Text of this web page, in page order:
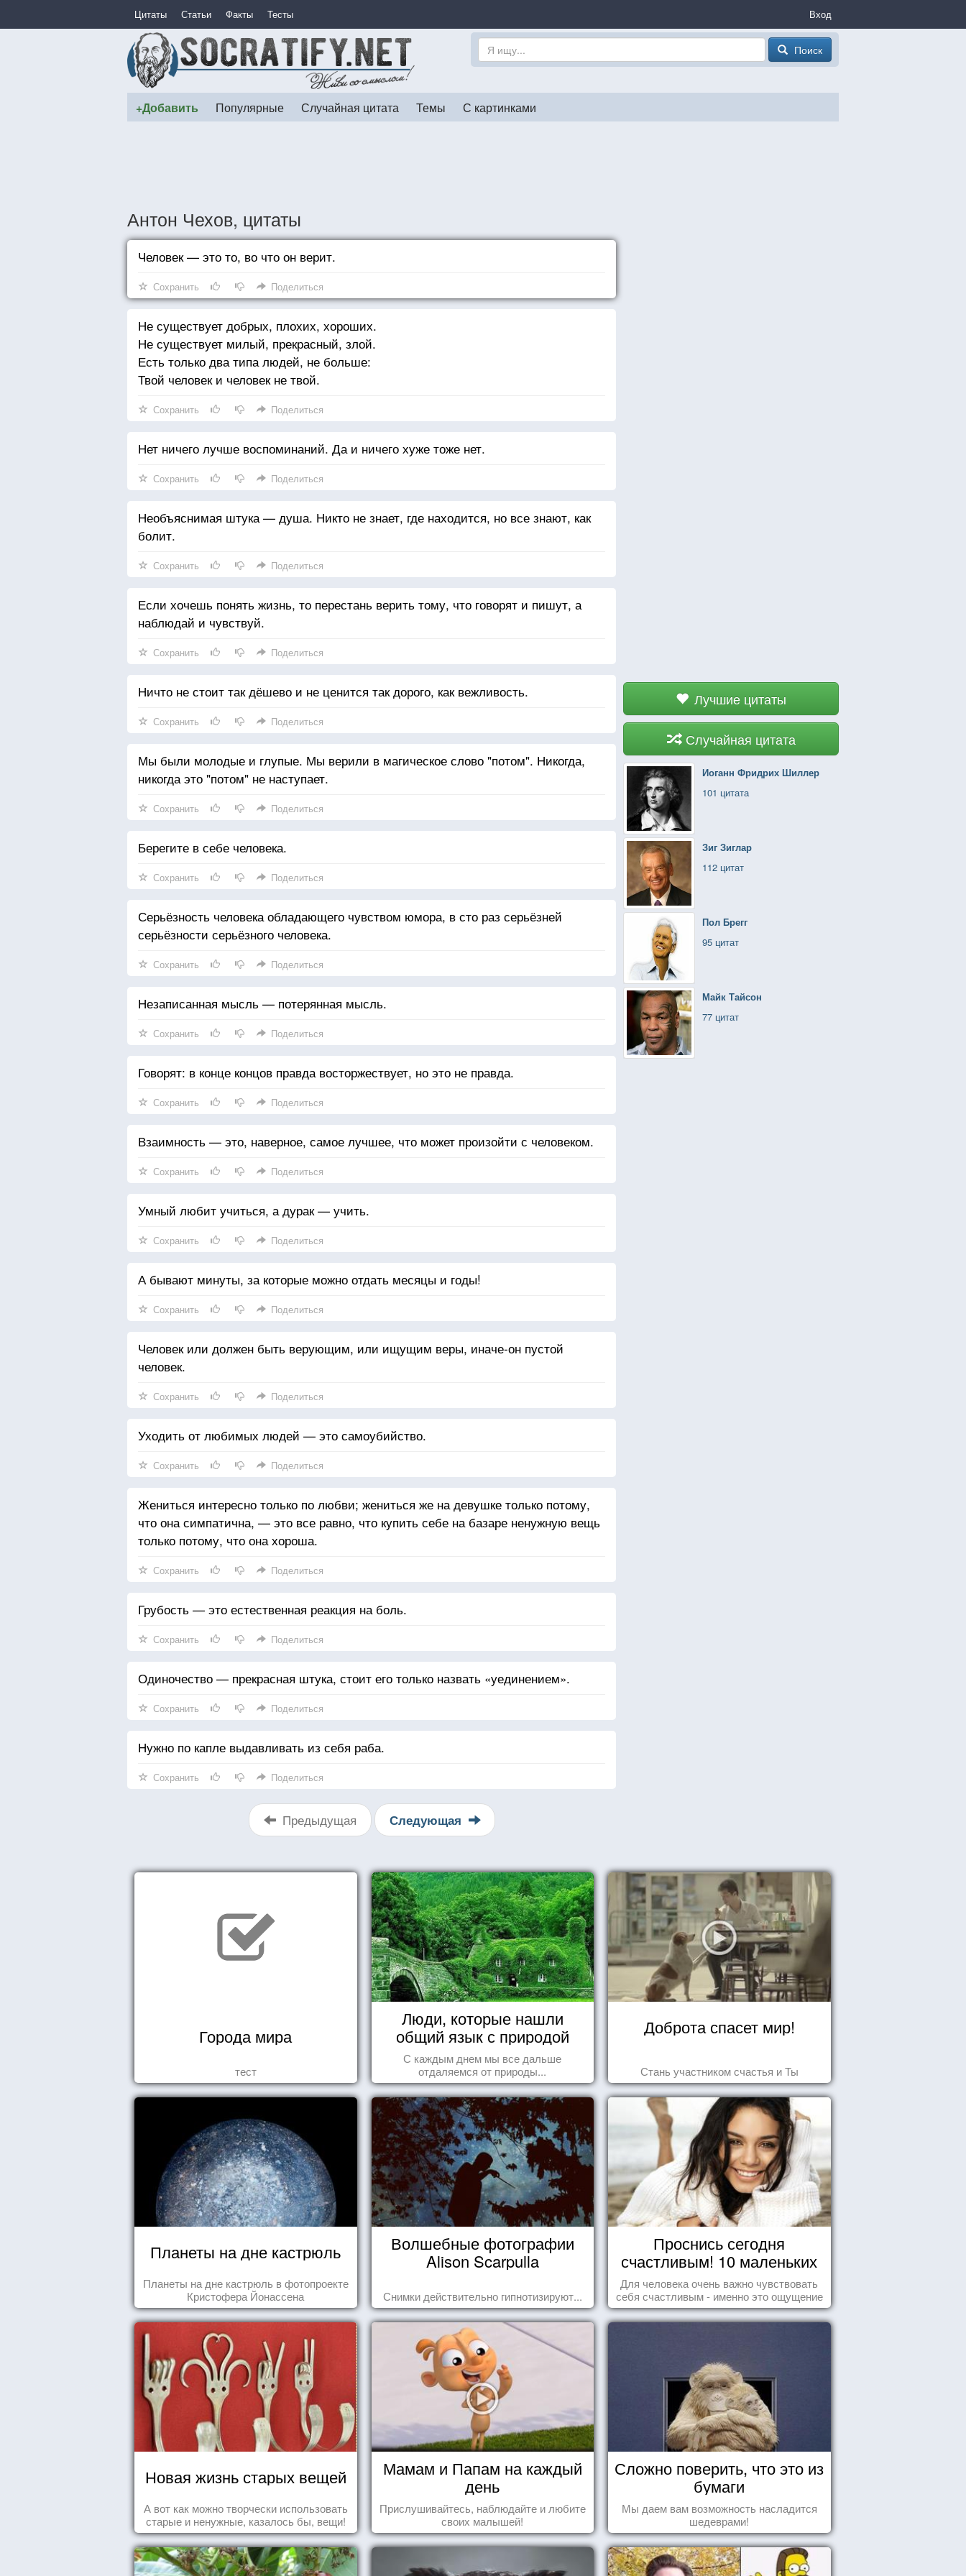
Цитаты Статьи Факты Тесты Вход
Поиск
+Добавить Популярные Случайная цитата Темы С картинками
Антон Чехов, цитаты
Лучшие цитаты
Случайная цитата
Иоганн Фридрих Шиллер
101 цитата
Зиг Зиглар
112 цитат
Пол Брегг
95 цитат
Майк Тайсон
77 цитат
Человек — это то, во что он верит.
Сохранить Поделиться
Не существует добрых, плохих, хороших.
Не существует милый, прекрасный, злой.
Есть только два типа людей, не больше:
Твой человек и человек не твой.
Сохранить Поделиться
Нет ничего лучше воспоминаний. Да и ничего хуже тоже нет.
Сохранить Поделиться
Необъяснимая штука — душа. Никто не знает, где находится, но все знают, как
болит.
Сохранить Поделиться
Если хочешь понять жизнь, то перестань верить тому, что говорят и пишут, а
наблюдай и чувствуй.
Сохранить Поделиться
Ничто не стоит так дёшево и не ценится так дорого, как вежливость.
Сохранить Поделиться
Мы были молодые и глупые. Мы верили в магическое слово "потом". Никогда,
никогда это "потом" не наступает.
Сохранить Поделиться
Берегите в себе человека.
Сохранить Поделиться
Серьёзность человека обладающего чувством юмора, в сто раз серьёзней
серьёзности серьёзного человека.
Сохранить Поделиться
Незаписанная мысль — потерянная мысль.
Сохранить Поделиться
Говорят: в конце концов правда восторжествует, но это не правда.
Сохранить Поделиться
Взаимность — это, наверное, самое лучшее, что может произойти с человеком.
Сохранить Поделиться
Умный любит учиться, а дурак — учить.
Сохранить Поделиться
А бывают минуты, за которые можно отдать месяцы и годы!
Сохранить Поделиться
Человек или должен быть верующим, или ищущим веры, иначе-он пустой
человек.
Сохранить Поделиться
Уходить от любимых людей — это самоубийство.
Сохранить Поделиться
Жениться интересно только по любви; жениться же на девушке только потому,
что она симпатична, — это все равно, что купить себе на базаре ненужную вещь
только потому, что она хороша.
Сохранить Поделиться
Грубость — это естественная реакция на боль.
Сохранить Поделиться
Одиночество — прекрасная штука, стоит его только назвать «уединением».
Сохранить Поделиться
Нужно по капле выдавливать из себя раба.
Сохранить Поделиться
Предыдущая Следующая
Города мира
тест
Люди, которые нашли
общий язык с природой
С каждым днем мы все дальше
отдаляемся от природы...
Доброта спасет мир!
Стань участником счастья и Ты
Планеты на дне кастрюль
Планеты на дне кастрюль в фотопроекте
Кристофера Йонассена
Волшебные фотографии
Alison Scarpulla
Снимки действительно гипнотизируют...
Проснись сегодня
счастливым! 10 маленьких
радостей настоящего
Счастья
Для человека очень важно чувствовать
себя счастливым - именно это ощущение
дарит позитивные эмоции и превращает
каждый день в маленький праздник.
Новая жизнь старых вещей
А вот как можно творчески использовать
старые и ненужные, казалось бы, вещи!
Мамам и Папам на каждый
день
Прислушивайтесь, наблюдайте и любите
своих малышей!
Сложно поверить, что это из
бумаги
Мы даем вам возможность насладится
шедеврами!